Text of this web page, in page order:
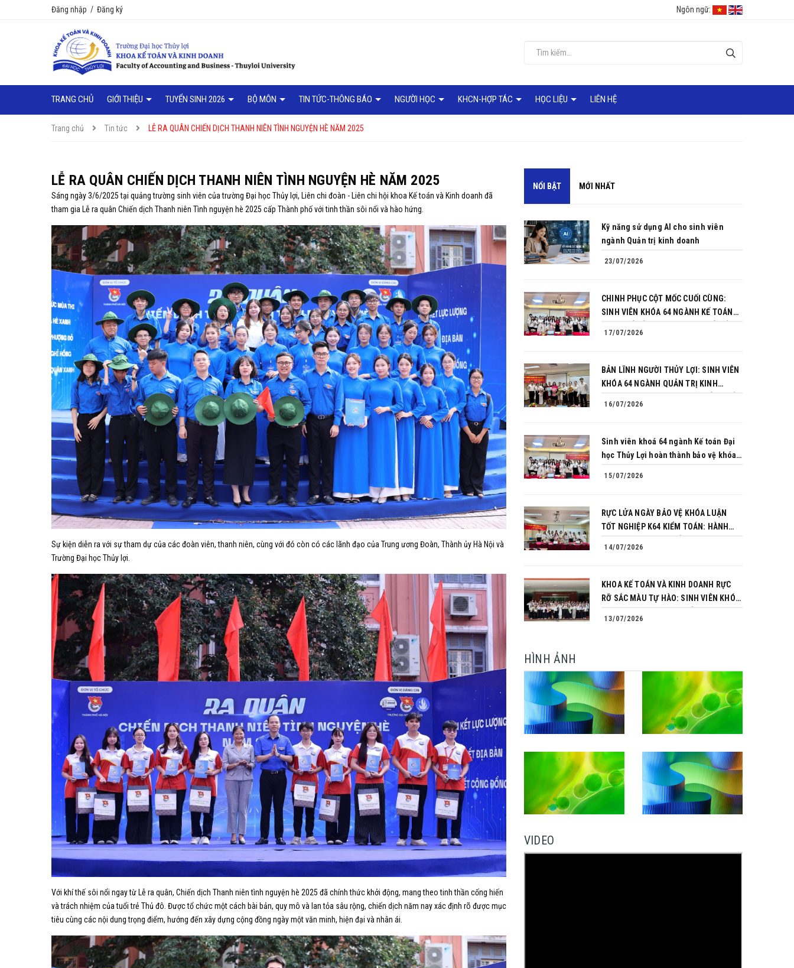
Đăng nhập / Đăng ký Ngôn ngữ:
TRANG CHỦ GIỚI THIỆU TUYỂN SINH 2026 BỘ MÔN TIN TỨC-THÔNG BÁO NGƯỜI HỌC KHCN-HỢP TÁC HỌC LIỆU LIÊN HỆ
Trang chủ Tin tức LỄ RA QUÂN CHIẾN DỊCH THANH NIÊN TÌNH NGUYỆN HÈ NĂM 2025
LỄ RA QUÂN CHIẾN DỊCH THANH NIÊN TÌNH NGUYỆN HÈ NĂM 2025
Sáng ngày 3/6/2025 tại quảng trường sinh viên của trường Đại học Thủy lợi, Liên chi đoàn - Liên chi hội khoa Kế toán và Kinh doanh đã
tham gia Lễ ra quân Chiến dịch Thanh niên Tình nguyện hè 2025 cấp Thành phố với tinh thần sôi nổi và hào hứng.
Sự kiện diễn ra với sự tham dự của các đoàn viên, thanh niên, cùng với đó còn có các lãnh đạo của Trung ương Đoàn, Thành ủy Hà Nội và
Trường Đại học Thủy lợi.
Với khí thế sôi nổi ngay từ Lễ ra quân, Chiến dịch Thanh niên tình nguyện hè 2025 đã chính thức khởi động, mang theo tinh thần cống hiến
và trách nhiệm của tuổi trẻ Thủ đô. Được tổ chức một cách bài bản, quy mô và lan tỏa sâu rộng, chiến dịch năm nay xác định rõ được mục
tiêu cùng các nội dung trọng điểm, hướng đến xây dựng cộng đồng ngày một văn minh, hiện đại và nhân ái.
NỔI BẬT MỚI NHẤT
Kỹ năng sử dụng AI cho sinh viên
ngành Quản trị kinh doanh
23/07/2026
CHINH PHỤC CỘT MỐC CUỐI CÙNG:
SINH VIÊN KHÓA 64 NGÀNH KẾ TOÁN
17/07/2026
BẢN LĨNH NGƯỜI THỦY LỢI: SINH VIÊN
KHÓA 64 NGÀNH QUẢN TRỊ KINH
16/07/2026
Sinh viên khoá 64 ngành Kế toán Đại
học Thủy Lợi hoàn thành bảo vệ khóa
15/07/2026
RỰC LỬA NGÀY BẢO VỆ KHÓA LUẬN
TỐT NGHIỆP K64 KIỂM TOÁN: HÀNH
14/07/2026
KHOA KẾ TOÁN VÀ KINH DOANH RỰC
RỠ SẮC MÀU TỰ HÀO: SINH VIÊN KHÓA
13/07/2026
HÌNH ẢNH
VIDEO